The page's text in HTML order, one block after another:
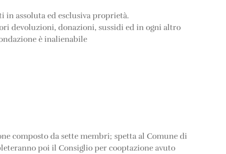
in assoluta ed esclusiva proprietà.
devoluzioni, donazioni, sussidi ed in ogni altro
è inalienabile
composto da sette membri; spetta al Comune di
poi il Consiglio per cooptazione avuto